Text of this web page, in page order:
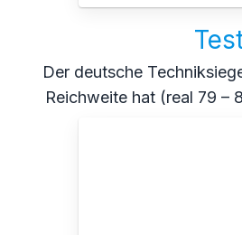
Der deutsche
Reichweite hat (real 79 –